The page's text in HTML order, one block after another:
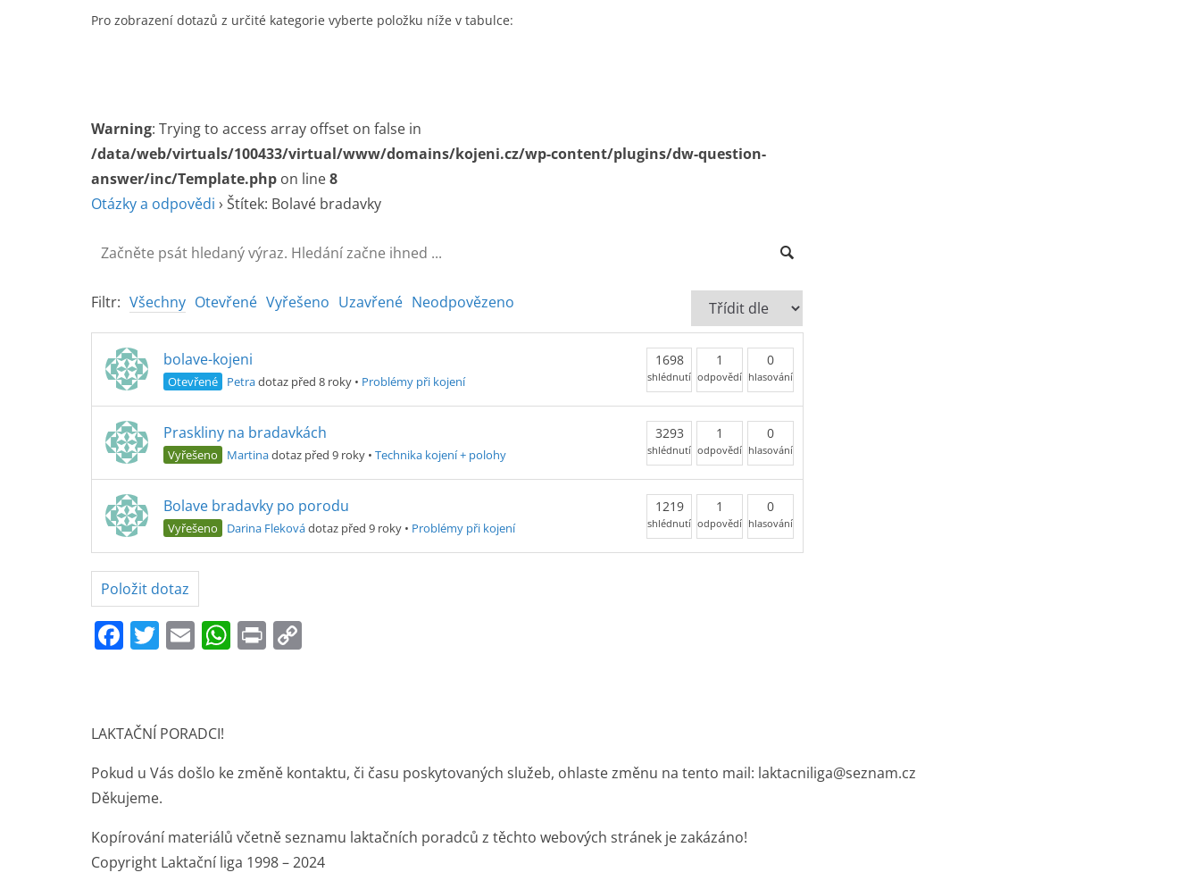
Pro zobrazení dotazů z určité kategorie vyberte položku níže v tabulce:
Warning: Trying to access array offset on false in
/data/web/virtuals/100433/virtual/www/domains/kojeni.cz/wp-content/plugins/dw-question-
answer/inc/Template.php on line8
Otázky a odpovědi › Štítek: Bolavé bradavky
Filtr: Všechny Otevřené Vyřešeno Uzavřené Neodpovězeno
bolave-kojeni
Otevřené Petradotaz před 8 roky • Problémy při kojení
1698
shlédnutí
1
odpovědí
0
hlasování
Praskliny na bradavkách
Vyřešeno Martinadotaz před 9 roky • Technika kojení + polohy
3293
shlédnutí
1
odpovědí
0
hlasování
Bolave bradavky po porodu
Vyřešeno Darina Flekovádotaz před 9 roky • Problémy při kojení
1219
shlédnutí
1
odpovědí
0
hlasování
Položit dotaz
F
e
b
o
o
k
T
er
E
l
W
p
Pr
n
LAKTAČNÍ PORADCI!
Pokud u Vás došlo ke změně kontaktu, či času poskytovaných služeb, ohlaste změnu na tento mail: laktacniliga@seznam.cz
Děkujeme.
Kopírování materiálů včetně seznamu laktačních poradců z těchto webových stránek je zakázáno!
Copyright Laktační liga 1998 – 2024